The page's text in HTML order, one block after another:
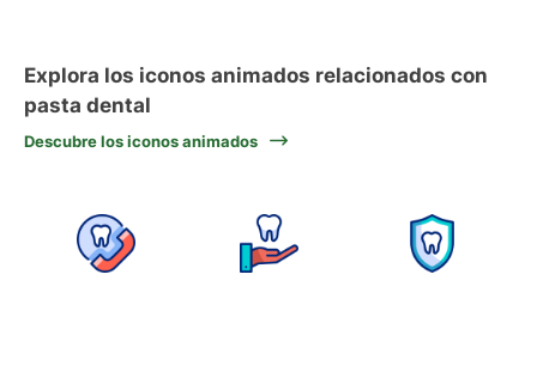
Explora los iconos animados relacionados con
pasta dental
Descubre los iconos animados